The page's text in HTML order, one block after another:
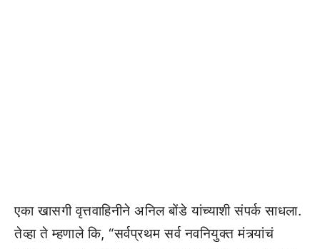
एका खासगी वृत्तवाहिनीने अनिल बोंडे यांच्याशी संपर्क साधला.
तेव्हा ते म्हणाले कि, “सर्वप्रथम सर्व नवनियुक्त मंत्र्यांचं